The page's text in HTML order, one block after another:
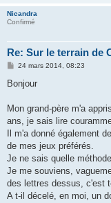
Nicandra
Confirmé
Re: Sur le terrain de
M
s
g
24 mars 2014, 08:23
Bonjour
Mon grand-père m'a
ans, je sais lire
Il m'a donné également
de mes jeux préférés.
Je ne sais quelle
Je me souviens,
des lettres dessus, c'est
A t-il décelé, en moi, un